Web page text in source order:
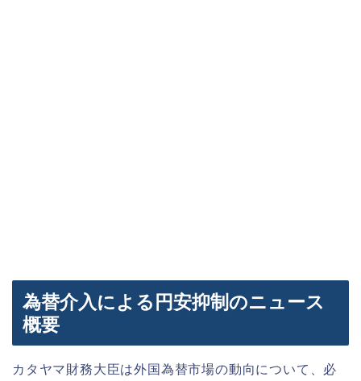
為替介入による円安抑制のニュース
概要
カタヤマ財務大臣は外国為替市場の動向について、必